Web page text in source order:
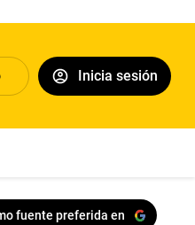
Inicia sesión
fuente preferida en